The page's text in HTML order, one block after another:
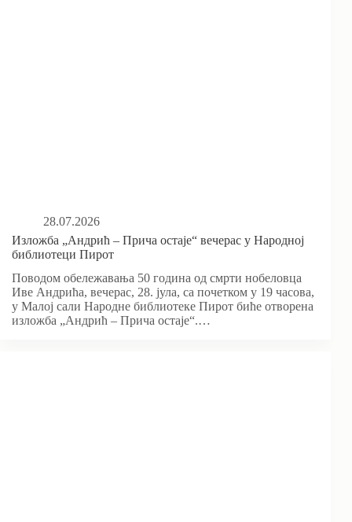
28.07.2026
Изложба „Андрић – Прича остаје“ вечерас у Народној
библиотеци Пирот
Поводом обележавања 50 година од смрти нобеловца
Иве Андрића, вечерас, 28. јула, са почетком у 19 часова,
у Малој сали Народне библиотеке Пирот биће отворена
изложба „Андрић – Прича остаје“.…